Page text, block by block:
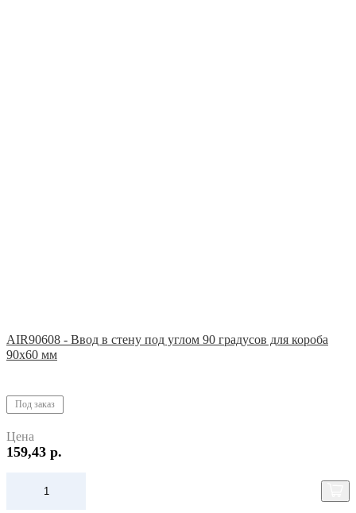
AIR90608 - Ввод в стену под углом 90 градусов для короба
90х60 мм
Под заказ
Цена
159,43 р.